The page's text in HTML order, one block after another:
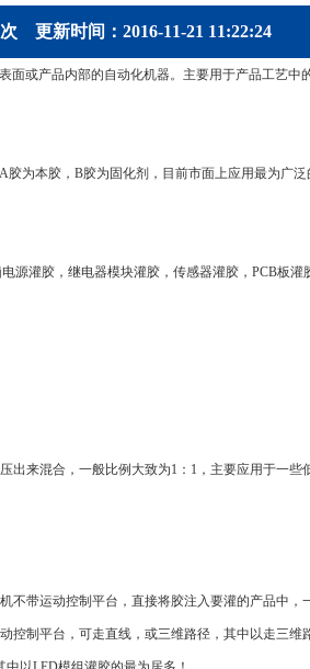
次 更新时间：2016-11-21 11:22:24
或产品内部的自动化机器。主要用于产品工艺中
胶为本胶，B胶为固化剂，目前市面上应用最为广泛
电源灌胶， 继电器模块灌胶， 传感器灌胶，PCB板灌
来混合，一般比例大致为1：1，主要应用于一些
不带运动控制 平台，直接将胶注入要灌的产品中，
控制 平台，可走直线，或三维路径，其中以走三